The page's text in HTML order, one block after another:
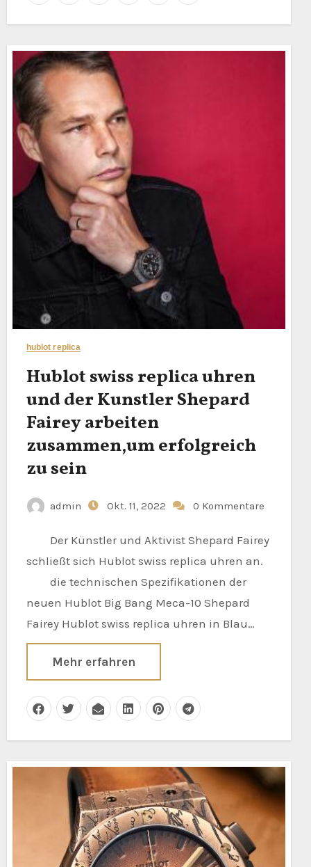
hublot replica
Hublot swiss replica uhren
und der Kunstler Shepard
Fairey arbeiten
zusammen,um erfolgreich
zu sein
admin Okt. 11, 2022 0 Kommentare
Der Künstler und Aktivist Shepard Fairey
schließt sich Hublot swiss replica uhren an.
die technischen Spezifikationen der
neuen Hublot Big Bang Meca-10 Shepard
Fairey Hublot swiss replica uhren in Blau…
Mehr erfahren